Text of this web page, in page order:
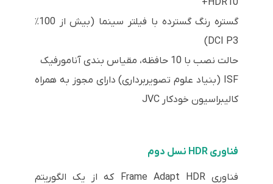
گستره رنگ گسترده با فیلتر سینما (بیش از 100٪
DCI P3)
حالت نصب با 10 حافظه، مقیاس بندی آنامورفیک
ISF (بنیاد علوم تصویربرداری) دارای مجوز به همراه
کالیبراسیون خودکار JVC
فناوری HDR نسل دوم
فناوری Frame Adapt HDR که از یک الگوریتم